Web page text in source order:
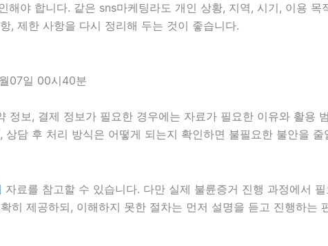
해야 합니다. 같은 sns마케팅라도 개인 상황, 지역, 시기, 이용
, 제한 사항을 다시 정리해 두는 것이 좋습니다.
07일 00시40분
정보, 결제 정보가 필요한 경우에는 자료가 필요한 이유와 활
담 후 처리 방식은 어떻게 되는지 확인하면 불필요한 불안을 줄
자료를 참고할 수 있습니다. 다만 실제 불륜증거 진행 과정에서
히 제공하되, 이해하지 못한 절차는 먼저 설명을 듣고 진행하는